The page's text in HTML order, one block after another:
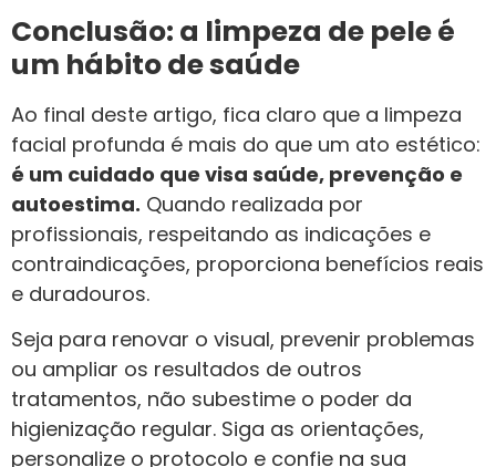
Conclusão: a limpeza de pele é
um hábito de saúde
Ao final deste artigo, fica claro que a limpeza
facial profunda é mais do que um ato estético:
é um cuidado que visa saúde, prevenção e
autoestima. Quando realizada por
profissionais, respeitando as indicações e
contraindicações, proporciona benefícios reais
e duradouros.
Seja para renovar o visual, prevenir problemas
ou ampliar os resultados de outros
tratamentos, não subestime o poder da
higienização regular. Siga as orientações,
personalize o protocolo e confie na sua